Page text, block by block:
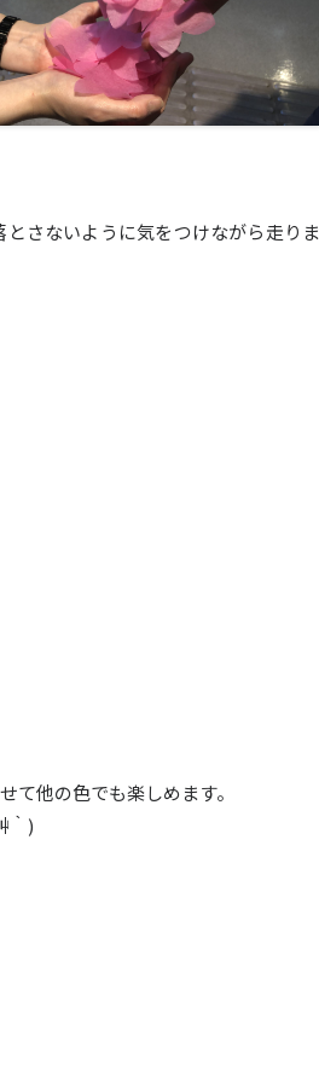
さないように気をつけながら走りま
て他の色でも楽しめます。
｀)